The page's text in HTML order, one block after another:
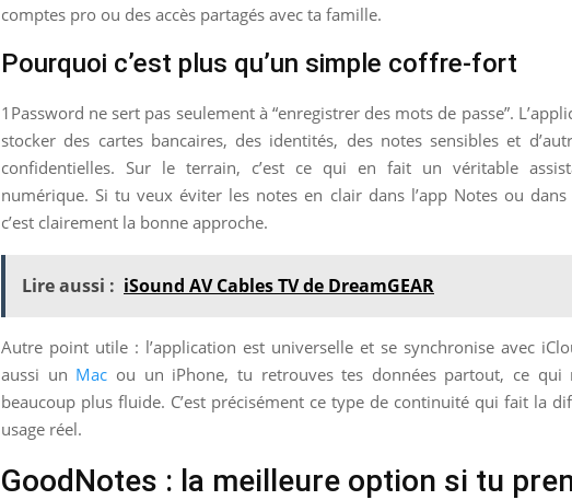
comptes pro ou des accès partagés avec ta famille.
Pourquoi c’est plus qu’un simple coffre-fort
1Password ne sert pas seulement à “enregistrer des mots de passe”.
stocker des cartes bancaires, des identités, des notes sensibles et
confidentielles. Sur le terrain, c’est ce qui en fait un véritable
numérique. Si tu veux éviter les notes en clair dans l’app Notes ou
c’est clairement la bonne approche.
Lire aussi : iSound AV Cables TV de DreamGEAR
Autre point utile : l’application est universelle et se synchronise avec
aussi un Mac ou un iPhone, tu retrouves tes données partout, ce qui
beaucoup plus fluide. C’est précisément ce type de continuité qui fait la
usage réel.
GoodNotes : la meilleure option si tu